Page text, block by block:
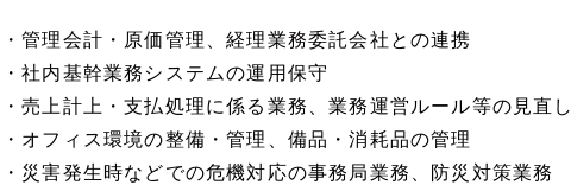
・管理会計・原価管理、経理業務委託会社との連携
・社内基幹業務システムの運用保守
・売上計上・支払処理に係る業務、業務運営ルール等の見直し
・オフィス環境の整備・管理、備品・消耗品の管理
・災害発生時などでの危機対応の事務局業務、防災対策業務